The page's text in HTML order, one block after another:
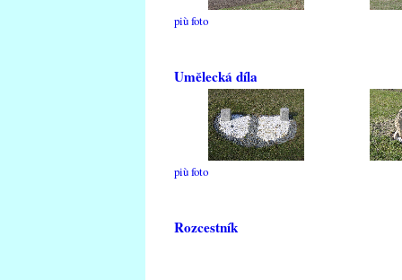
più foto
Umělecká díla
più foto
Rozcestník